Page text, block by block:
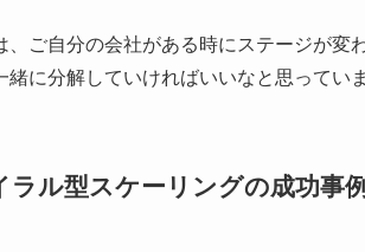
、ご自分の会社がある時にステージが
緒に分解していければいいなと思っていま
ラル型スケーリングの成功事